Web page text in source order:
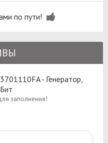
по пути!
- Генератор,
заполнения!